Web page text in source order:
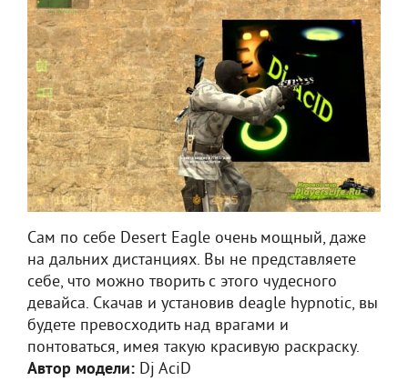
Сам по себе Desert Eagle очень мощный, даже
на дальних дистанциях. Вы не представляете
себе, что можно творить с этого чудесного
девайса. Скачав и установив deagle hypnotic, вы
будете превосходить над врагами и
понтоваться, имея такую красивую раскраску.
Автор модели: Dj AciD